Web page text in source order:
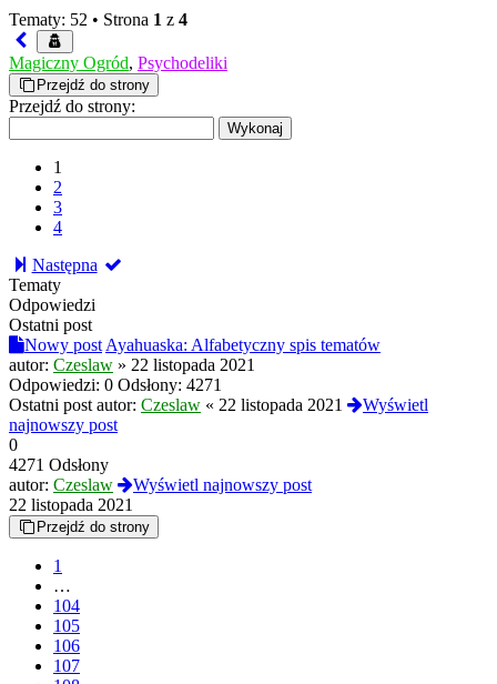
Tematy: 52 • Strona 1 z 4
Magiczny Ogród, Psychodeliki
Przejdź do strony
Przejdź do strony:
1
2
3
4
Następna
Tematy
Odpowiedzi
Ostatni post
Nowy post Ayahuaska: Alfabetyczny spis tematów
autor: Czeslaw » 22 listopada 2021
Odpowiedzi: 0 Odsłony: 4271
Ostatni post autor: Czeslaw « 22 listopada 2021
Wyświetl
najnowszy post
0
4271 Odsłony
autor: Czeslaw
Wyświetl najnowszy post
22 listopada 2021
Przejdź do strony
1
…
104
105
106
107